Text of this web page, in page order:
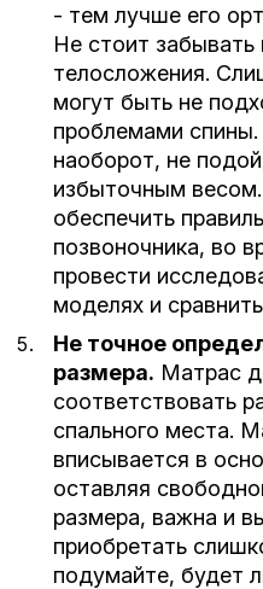
- тем лучше его
Не стоит забывать
телосложения.
могут быть не
проблемами
наоборот, не
избыточным
обеспечить
позвоночника, во
провести
моделях и
Не точное
размера. Матрас
соответствовать
спального места.
вписывается в
оставляя
размера, важна и
приобретать
подумайте, будет